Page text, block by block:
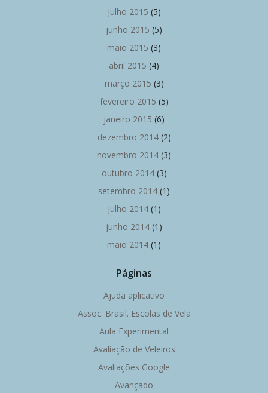
julho 2015 (5)
junho 2015 (5)
maio 2015 (3)
abril 2015 (4)
março 2015 (3)
fevereiro 2015 (5)
janeiro 2015 (6)
dezembro 2014(2)
novembro 2014 (3)
outubro 2014(3)
setembro 2014 (1)
julho 2014(1)
junho 2014 (1)
maio 2014 (1)
Páginas
Ajuda aplicativo
Assoc. Brasil. Escolas de Vela
Aula Experimental
Avaliação de Veleiros
Avaliações Google
Avançado